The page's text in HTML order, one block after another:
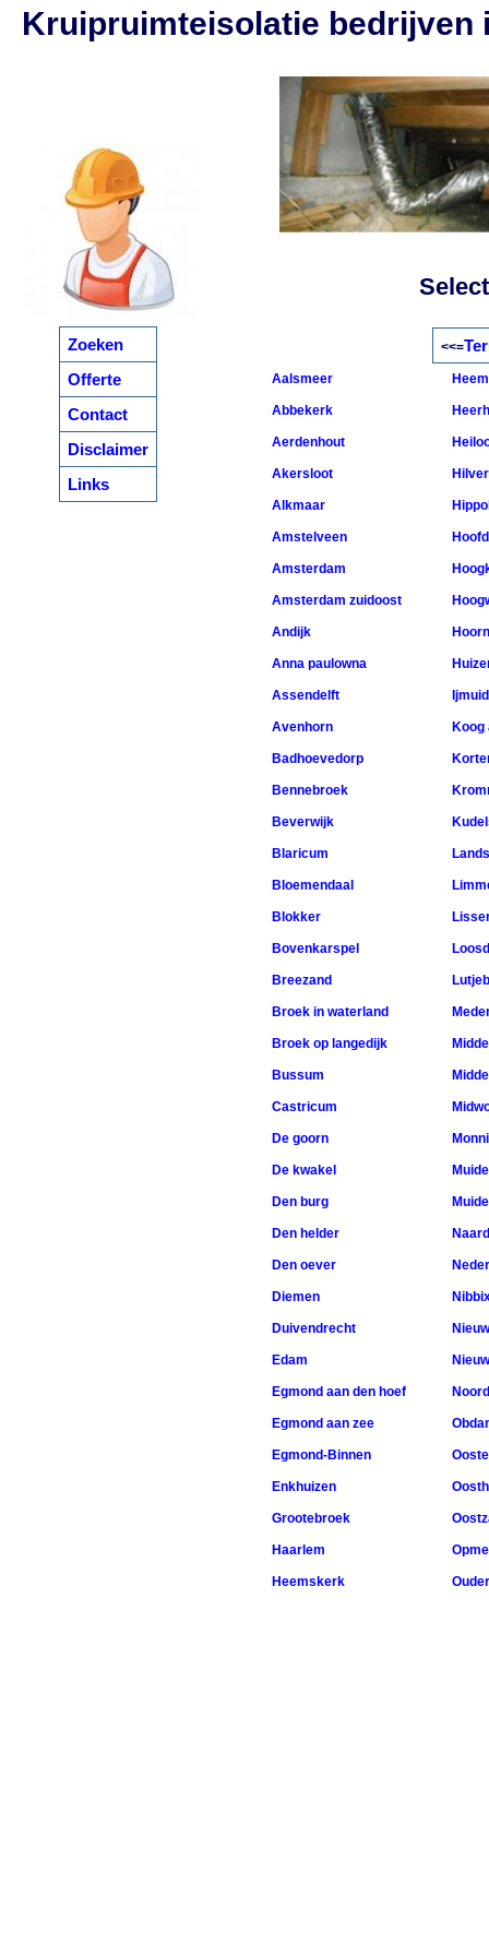
Zoeken
Offerte
Contact
Disclaimer
Links
Kruipruimteisolatie bedrijven
<<=
Aalsmeer
Abbekerk
Aerdenhout
Akersloot
Alkmaar
Amstelveen
Amsterdam
Amsterdam zuidoost
Andijk
Anna paulowna
Assendelft
Avenhorn Koog
Badhoevedorp
Bennebroek
Beverwijk
Blaricum
Bloemendaal
Blokker
Bovenkarspel
Breezand
Broek in waterland
Broek op langedijk
Bussum
Castricum
De goorn
De kwakel
Den burg
Den helder
Den oever
Diemen
Duivendrecht
Edam
Egmond aan den hoef
Egmond aan zee
Egmond-Binnen
Enkhuizen
Grootebroek
Haarlem
Heemskerk